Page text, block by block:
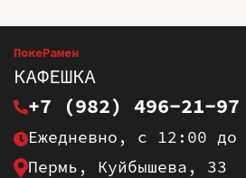
ПокеРамен
КАФЕШКА
+7 (982) 496-21-97
Ежедневно, с 12:00 до
Пермь, Куйбышева, 33